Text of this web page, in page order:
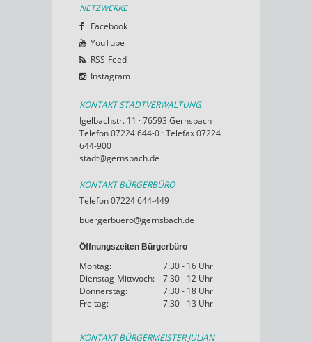
NETZWERKE
Facebook
YouTube
RSS-Feed
Instagram
KONTAKT STADTVERWALTUNG
Igelbachstr. 11 · 76593 Gernsbach
Telefon 07224 644-0 · Telefax 07224
644-900
stadt@gernsbach.de
KONTAKT BÜRGERBÜRO
Telefon 07224 644-449
buergerbuero@gernsbach.de
Öffnungszeiten Bürgerbüro
Montag:
7:30 - 16 Uhr
Dienstag-Mittwoch:
7:30 - 12 Uhr
Donnerstag:
7:30 - 18 Uhr
Freitag:
7:30 - 13 Uhr
KONTAKT BÜRGERMEISTER JULIAN